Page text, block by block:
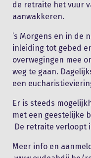
de retraite het vuur
aanwakkeren.​
’s Morgens en in de
inleiding tot gebed
overwegingen mee
weg te gaan.
een
Er is steeds
met een geestelijke
De retraite verloopt
Meer info en